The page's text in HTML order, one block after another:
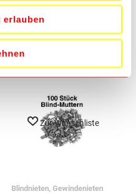
erlauben
17,90 €
In den Warenkorb
Zur Wunschliste
Blindnieten, Gewindenieten